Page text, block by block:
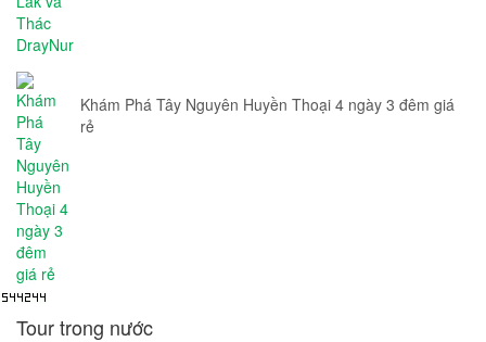
Khám Phá Tây Nguyên Huyền Thoại 4 ngày 3 đêm giá
rẻ
Tour trong nước